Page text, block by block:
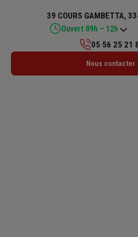
39 COURS GAMBETTA,
Ouvert 09h – 12h
Lundi : Fermé
05 56 25 21
Nous contacter